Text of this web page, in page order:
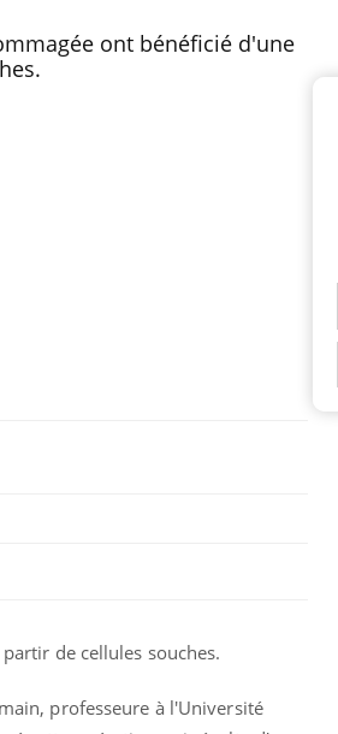
ont bénéficié d'une
de cellules souches.
professeure à l'Université